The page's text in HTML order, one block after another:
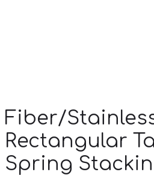
Fiber/
Rectangular
Spring